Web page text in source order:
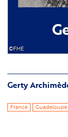
©FME
Gerty
France Guadeloupe